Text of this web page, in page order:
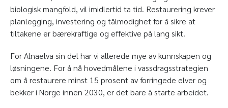
biologisk mangfold, vil imidlertid ta tid. Restaurering krever
planlegging, investering og tålmodighet for å sikre at
tiltakene er bærekraftige og effektive på lang sikt.
For Alnaelva sin del har vi allerede mye av kunnskapen og
løsningene. For å nå hovedmålene i vassdragsstrategien
om å restaurere minst 15 prosent av forringede elver og
bekker i Norge innen 2030, er det bare å starte arbeidet.